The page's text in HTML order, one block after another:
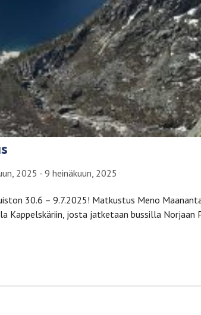
2025 - 9 heinäkuun, 2025
30.6 – 9.7.2025! Matkustus Meno​
Kappelskäriin, josta jatketaan bussilla Norjaan​